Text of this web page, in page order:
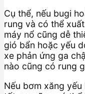
Cụ thể, nếu bugi
rung và có thể
máy nổ cũng dễ
gió bẩn hoặc yếu
xe phản ứng ga
nào cũng có rung
Nếu bơm xăng